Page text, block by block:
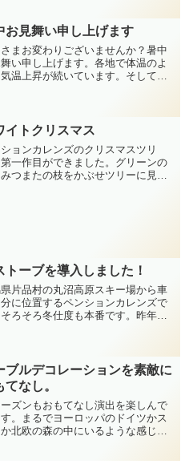
使いこなせないのでいりませんが、
ンロードし組み立てるだけ...
お見舞い申し上げます
まお変わりございませんか？暑中
い申し上げます。各地で体温のよ
気温上昇が続いています。そして西
丸沼高原もひとたび自然が猛威をふ
時には、山の上です...
イトクリスマス
ョンカレンズのクリスマスツリ
一作目ができました。グリーンの
つまたの枝をかぶせツリーに見立
トーブを導入しました！
片品村の丸沼高原スキー場から車
に位置するペンションカレンズで
ろそろ冬仕度も本番です。昨年か
つまで見ていても飽き...
ブルデコレーションを素敵に
てなし。
ズンもおもてなし演出を楽しんで
。まるでヨーロッパのドイツかス
北欧の森の中にいるような感じで